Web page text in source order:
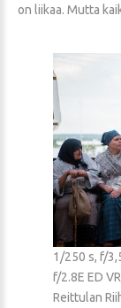
on liikaa. Mutta
1/250 s, f/
f/2.8E ED
Reittulan